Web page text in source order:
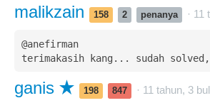
malikzain 158 2 penanya ·
@anefirman
terimakasih kang... sudah
ganis 198 847 · 11 tahun, 3